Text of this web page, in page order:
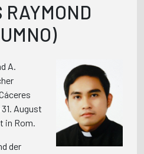
A.
August
in Rom.
der